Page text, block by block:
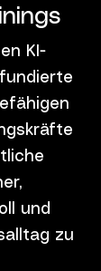
KI-
und
zu